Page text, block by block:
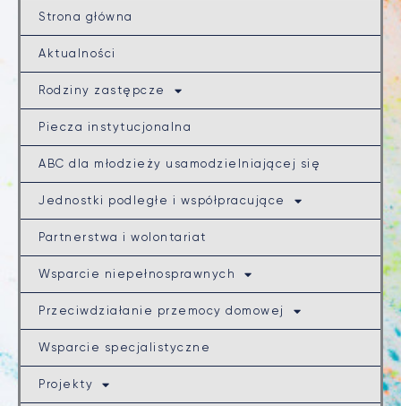
Strona główna
Aktualności
Rodziny zastępcze
Piecza instytucjonalna
ABC dla młodzieży usamodzielniającej się
Jednostki podległe i współpracujące
Partnerstwa i wolontariat
Wsparcie niepełnosprawnych
Przeciwdziałanie przemocy domowej
Wsparcie specjalistyczne
Projekty